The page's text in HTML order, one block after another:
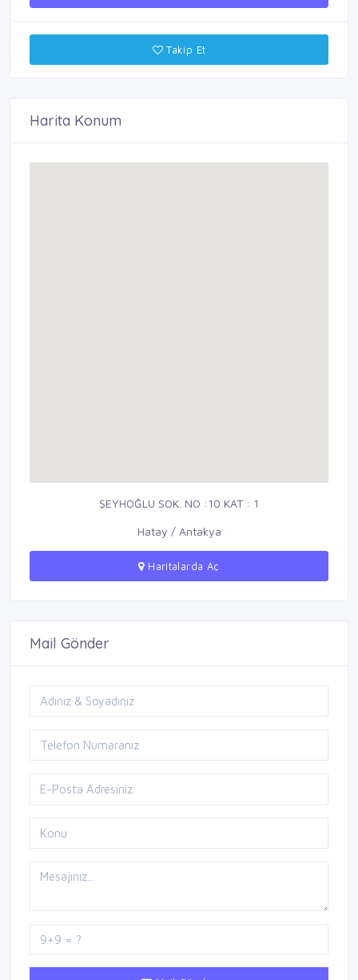
Takip Et
Harita Konum
ŞEYHOĞLU SOK. NO :10 KAT : 1
Hatay / Antakya
Haritalarda Aç
Mail Gönder